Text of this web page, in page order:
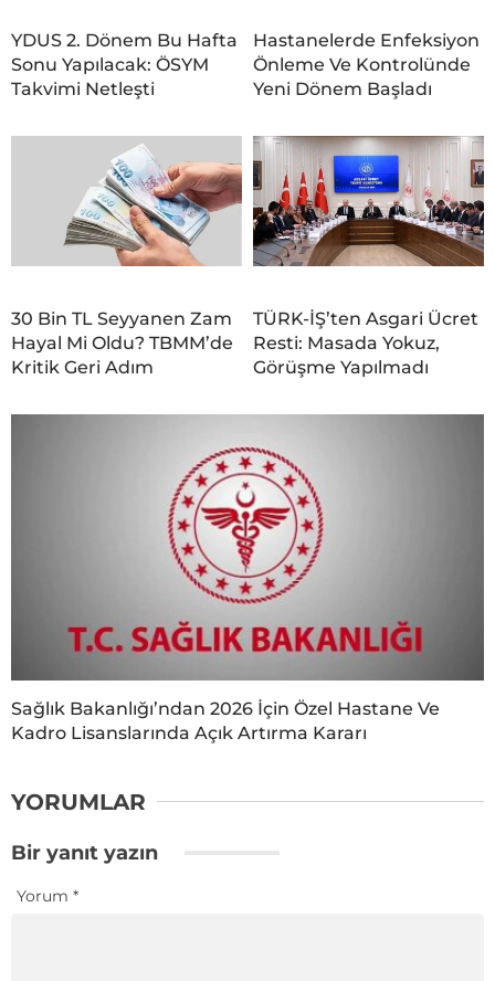
YDUS 2. Dönem Bu Hafta
Sonu Yapılacak: ÖSYM
Takvimi Netleşti
Hastanelerde Enfeksiyon
Önleme Ve Kontrolünde
Yeni Dönem Başladı
30 Bin TL Seyyanen Zam
Hayal Mi Oldu? TBMM’de
Kritik Geri Adım
TÜRK-İŞ’ten Asgari Ücret
Resti: Masada Yokuz,
Görüşme Yapılmadı
Sağlık Bakanlığı’ndan 2026 İçin Özel Hastane Ve
Kadro Lisanslarında Açık Artırma Kararı
YORUMLAR
Bir yanıt yazın
Yorum *